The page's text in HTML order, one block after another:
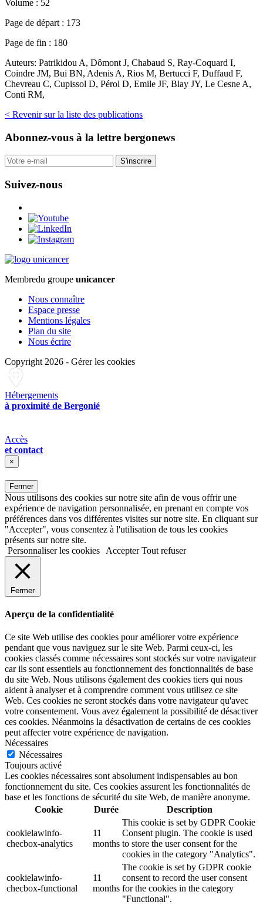
Volume : 52
Page de départ : 173
Page de fin : 180
Auteurs: Patrikidou A, Dômont J, Chabaud S, Ray-Coquard I,
Coindre JM, Bui BN, Adenis A, Rios M, Bertucci F, Duffaud F,
Chevreau C, Cupissol D, Pérol D, Emile JF, Blay JY, Le Cesne A,
Conti RM,
< Revenir sur la liste des publications
Abonnez-vous à la lettre bergonews
S'inscrire
Suivez-nous
Membredu groupe unicancer
Nous connaître
Espace presse
Mentions légales
Plan du site
Nous écrire
Copyright 2026 - Gérer les cookies
Hébergements
à proximité de Bergonié
Accès
et contact
×
Fermer
Nous utilisons des cookies sur notre site afin de vous offrir une
expérience de navigation personnalisée, en prenant en compte vos
préférences dans vos différentes visites sur notre site. En cliquant sur
"Accepter", vous consentez à l'utilisation de tous les cookies
présents sur notre site.
Personnaliser les cookies
Accepter Tout refuser
Fermer
Aperçu de la confidentialité
Ce site Web utilise des cookies pour améliorer votre expérience
pendant que vous naviguez sur le site Web. Parmi ceux-ci, les
cookies classés comme nécessaires sont stockés sur votre navigateur
car ils sont essentiels au fonctionnement des fonctionnalités de base
du site Web. Nous utilisons également des cookies tiers qui nous
aident à analyser et à comprendre comment vous utilisez ce site
Web. Ces cookies ne seront stockés dans votre navigateur qu'avec
votre consentement. Vous avez également la possibilité de désactiver
ces cookies. Néanmoins la désactivation de certains de ces cookies
peut affecter votre expérience de navigation.
Nécessaires
Nécessaires
Toujours activé
Les cookies nécessaires sont absolument indispensables au bon
fonctionnement du site. Ces cookies assurent les fonctionnalités de
base et les fonctions de sécurité du site Web, de manière anonyme.
Cookie
Durée Description
cookielawinfo-
checbox-analytics
11
months
This cookie is set by GDPR Cookie
Consent plugin. The cookie is used
to store the user consent for the
cookies in the category "Analytics".
cookielawinfo-
checbox-functional
11
months
The cookie is set by GDPR cookie
consent to record the user consent
for the cookies in the category
"Functional".